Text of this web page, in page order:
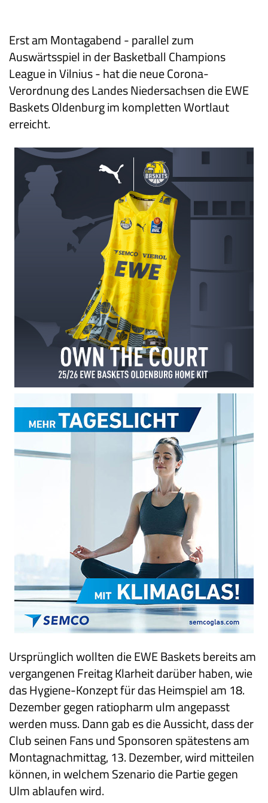
Erst am Montagabend - parallel zum
Auswärtsspiel in der Basketball Champions
League in Vilnius - hat die neue Corona-
Verordnung des Landes Niedersachsen die EWE
Baskets Oldenburg im kompletten Wortlaut
erreicht.
Ursprünglich wollten die EWE Baskets bereits am
vergangenen Freitag Klarheit darüber haben, wie
das Hygiene-Konzept für das Heimspiel am 18.
Dezember gegen ratiopharm ulm angepasst
werden muss. Dann gab es die Aussicht, dass der
Club seinen Fans und Sponsoren spätestens am
Montagnachmittag, 13. Dezember, wird mitteilen
können, in welchem Szenario die Partie gegen
Ulm ablaufen wird.